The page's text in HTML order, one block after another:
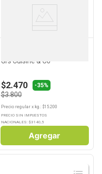
Ver
Producto
Grs Cuisine & Co
$2.470 -35%
$3.800
Precio regularx kg.: $15.200
PRECIO SIN IMPUESTOS
NACIONALES: $3140,5
Agregar